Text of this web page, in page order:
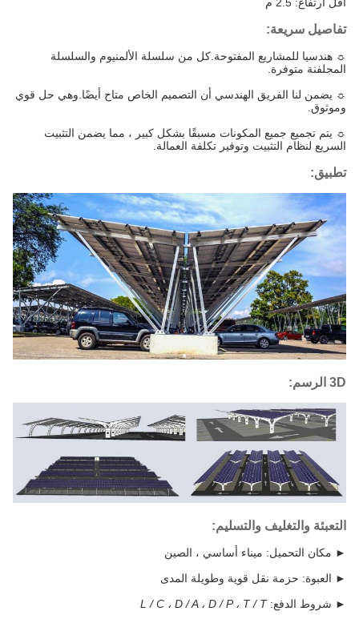
تفاصيل سريعة:
☼ هندسيا للمشاريع المفتوحة.كل من سلسلة الألمنيوم والسلسلة
المجلفنة متوفرة.
☼ يضمن لنا الفريق الهندسي أن التصميم الخاص متاح أيضًا.وهي حل قوي
وموثوق.
☼ يتم تجميع جميع المكونات مسبقًا بشكل كبير ، مما يضمن التثبيت
السريع لنظام التثبيت وتوفير تكلفة العمالة.
تطبيق:
3D الرسم:
التعبئة والتغليف والتسليم:
► مكان التحميل: ميناء أساسي ، الصين
► العبوة: حزمة نقل قوية وطويلة المدى
► شروط الدفع:L / C ، D / A ، D / P ، T / T